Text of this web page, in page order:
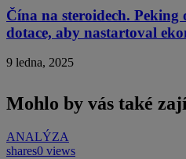
Čína na steroidech.
dotace, aby nastartoval
9 ledna, 2025
Mohlo by vás také
ANALÝZA
shares0 views